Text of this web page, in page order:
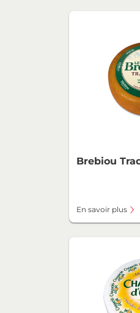
Brebiou
En savoir plus